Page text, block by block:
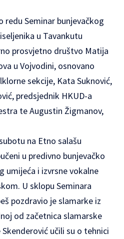
Seminar bunjevačkog
u Tavankutu
prosvjetno društvo Matija
u Vojvodini, osnovano
sekcije, Kata Suknović,
predsjednik HKUD-a
te Augustin Žigmanov,
na Etno salašu
u predivno bunjevačko
umijeća i izvrsne vokalne
U sklopu Seminara
pozdravio je slamarke iz
od začetnica slamarske
učili su o tehnici